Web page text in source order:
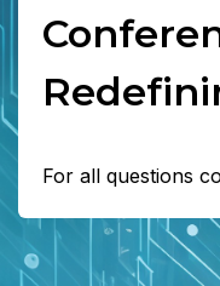
For all questions